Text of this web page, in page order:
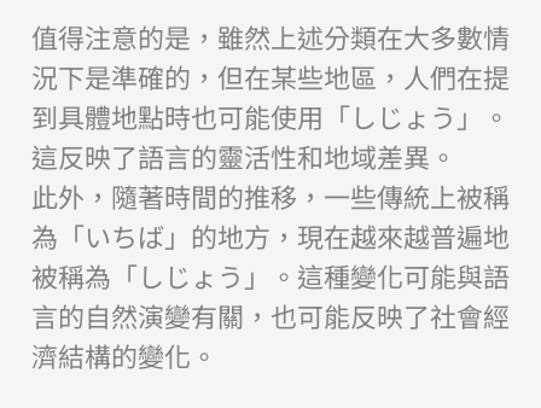
值得注意的是，雖然上述分類在大多數情
況下是準確的，但在某些地區，人們在提
到具體地點時也可能使用「しじょう」。
這反映了語言的靈活性和地域差異。
此外，隨著時間的推移，一些傳統上被稱
為「いちば」的地方，現在越來越普遍地
被稱為「しじょう」。這種變化可能與語
言的自然演變有關，也可能反映了社會經
濟結構的變化。